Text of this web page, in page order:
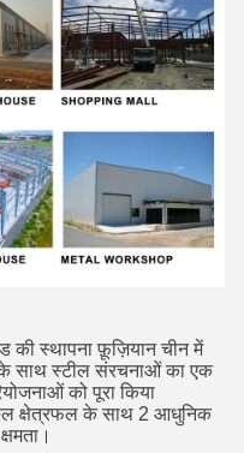
की स्थापना फ़ूज़ियान चीन में
के साथ स्टील संरचनाओं का एक
को पूरा किया
क्षेत्रफल के साथ 2 आधुनिक